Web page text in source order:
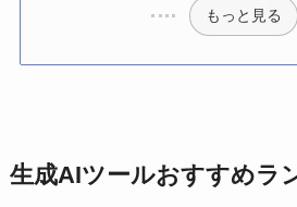
もっと見る
生成AIツールおすすめラ